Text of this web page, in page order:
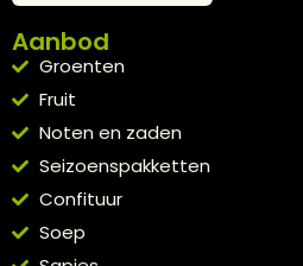
Aanbod
Groenten
Fruit
Noten en zaden
Seizoenspakketten
Confituur
Soep